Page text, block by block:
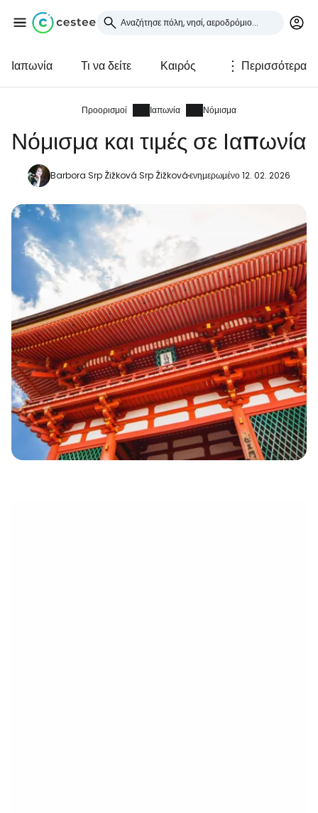
Ιαπωνία Τι να δείτε Καιρός Περισσότερα
Προορισμοί Ιαπωνία Νόμισμα
Νόμισμα και τιμές σε Ιαπωνία
Barbora Srp Žižková Srp Žižkováενημερωμένο 12. 02. 2026
Συνδεθείτε στο Cestee
... η παγκόσμια ταξιδιωτική κοινότητα
Συνεχίστε με την Google
Συνεχίστε με το Facebook
Συνεχίστε με email